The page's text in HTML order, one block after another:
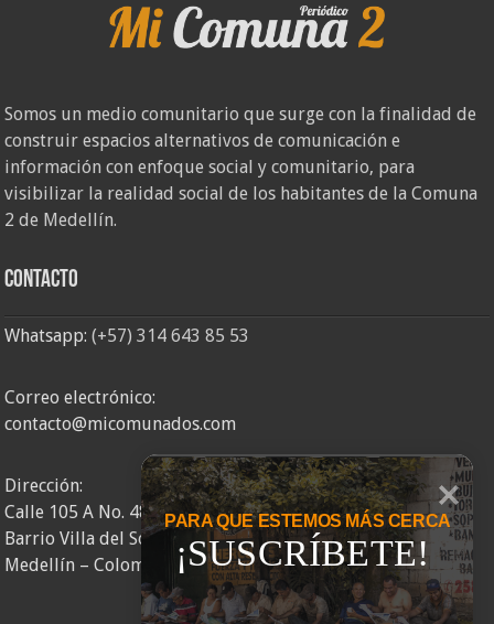
Somos un medio comunitario que surge con la finalidad de
construir espacios alternativos de comunicación e
información con enfoque social y comunitario, para
visibilizar la realidad social de los habitantes de la Comuna
2 de Medellín.
Contacto
Whatsapp:(+57) 314 643 85 53
Correo electrónico:
contacto@micomunados.com
Dirección:
Calle 105 A No. 48AA – 58
Barrio Villa del Socorro
Medellín – Colombia
PARA QUE ESTEMOS MÁS CERCA
¡SUSCRÍBETE!